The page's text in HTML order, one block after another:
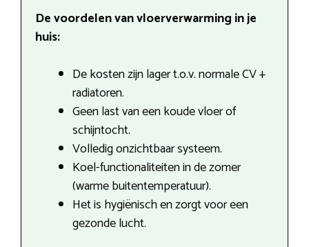
De voordelen van vloerverwarming in je
huis:
De kosten zijn lager t.o.v. normale CV +
radiatoren.
Geen last van een koude vloer of
schijntocht.
Volledig onzichtbaar systeem.
Koel-functionaliteiten in de zomer
(warme buitentemperatuur).
Het is hygiënisch en zorgt voor een
gezonde lucht.